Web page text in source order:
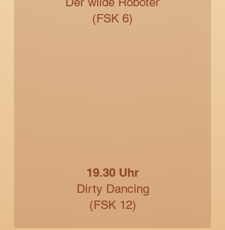
(FSK 6)
19.30 Uhr
Dirty Dancing
(FSK 12)